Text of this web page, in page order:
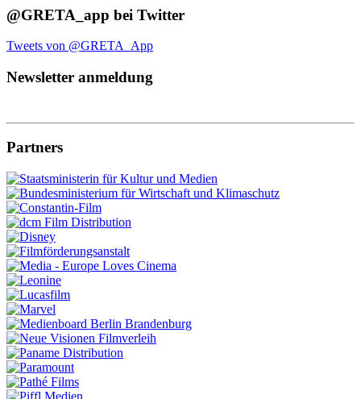
@GRETA_app bei Twitter
Tweets von @GRETA_App
Newsletter anmeldung
Partners